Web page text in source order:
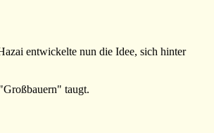
entwickelte nun die Idee, sich hinter
taugt.